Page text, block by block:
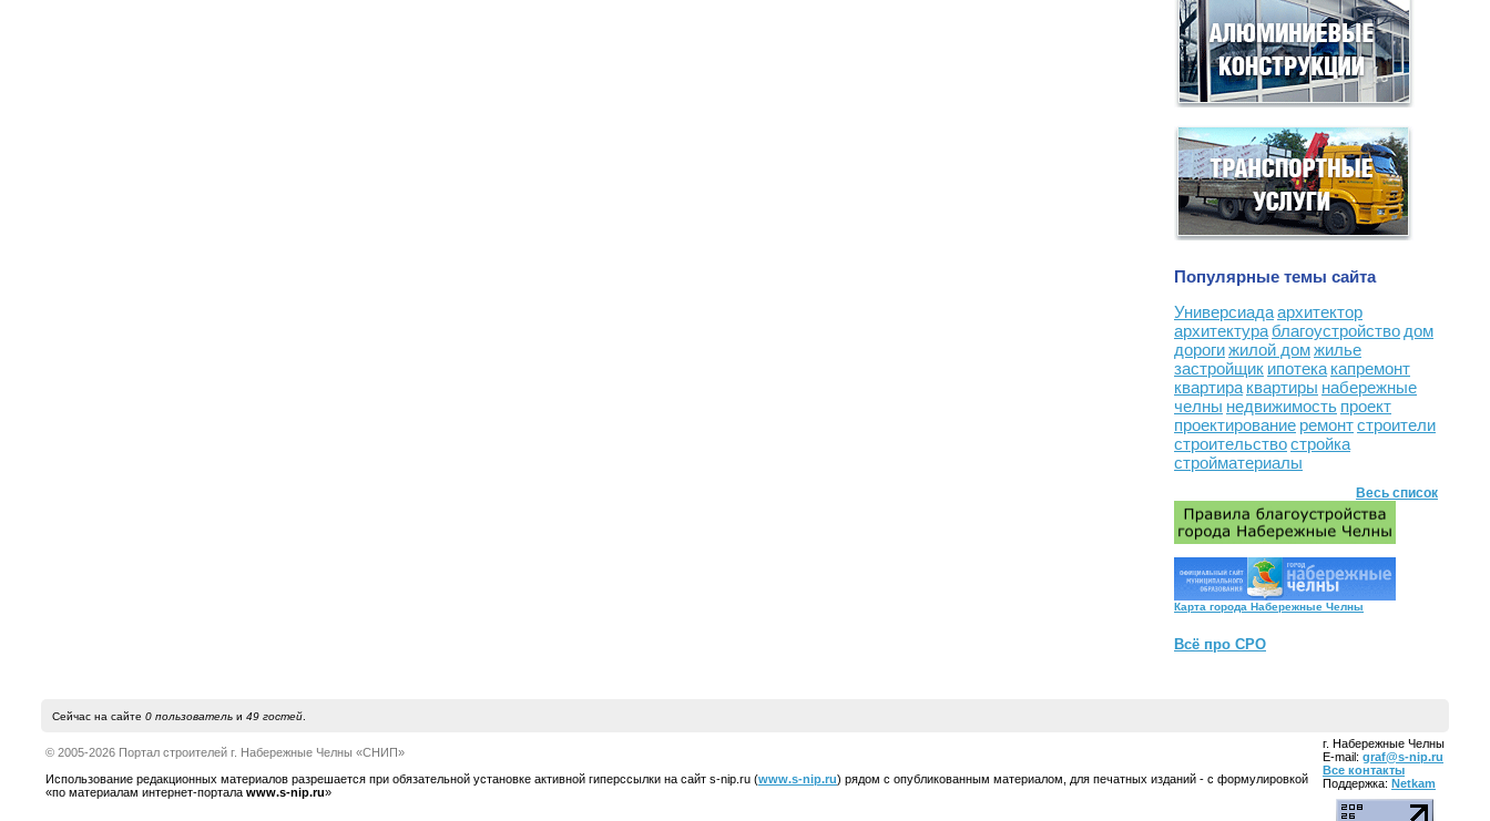
Популярные темы сайта
Универсиадаархитектор
архитектура благоустройство дом
дорогижилой домжилье
застройщик ипотека капремонт
квартира квартиры набережные
челны недвижимость проект
проектирование ремонтстроители
строительствостройка
стройматериалы
Весь список
Карта города Набережные Челны
Всё про СРО
Сейчас на сайте 0 пользовательи 49 гостей.
© 2005-2026 Портал строителей г. Набережные Челны «СНИП»
Использование редакционных материалов разрешается при обязательной установке активной гиперссылки на сайт s-nip.ru (www.s-nip.ru) рядом с опубликованным материалом, для печатных изданий - с формулировкой
«по материалам интернет-портала www.s-nip.ru»
г. Набережные Челны
E-mail: graf@s-nip.ru
Все контакты
Поддержка: Netkam